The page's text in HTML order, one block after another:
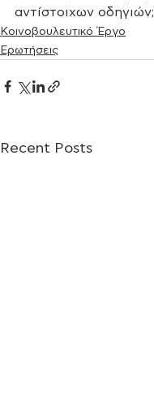
αντίστοιχων οδηγιών;
Κοινοβουλευτικό Έργο
Ερωτήσεις
Recent Posts